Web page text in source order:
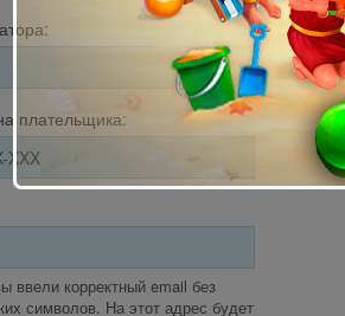
плательщика:
ввели корректный email без
символов. На этот адрес будет